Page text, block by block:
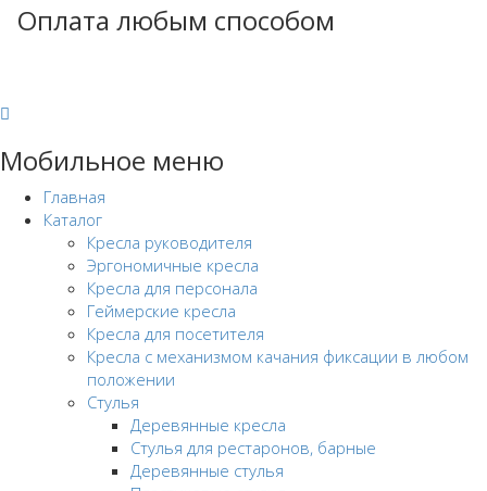
Оплата любым способом
Мобильное меню
Главная
Каталог
Кресла руководителя
Эргономичные кресла
Кресла для персонала
Геймерские кресла
Кресла для посетителя
Кресла с механизмом качания фиксации в любом
положении
Стулья
Деревянные кресла
Стулья для рестаронов, барные
Деревянные стулья